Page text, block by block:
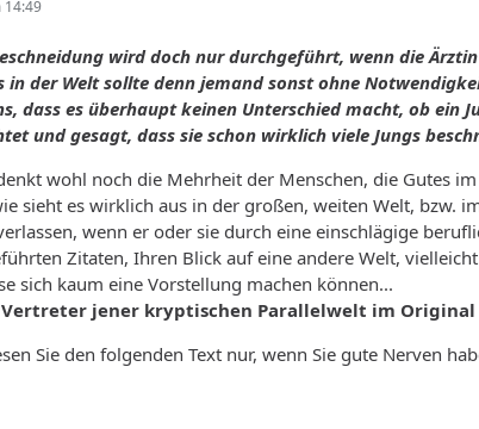
14:49
wird doch nur durchgeführt, wenn die
in der Welt sollte denn jemand sonst ohne
dass es überhaupt keinen Unterschied macht, ob ein
und gesagt, dass sie schon wirklich viele Jungs
wohl noch die Mehrheit der Menschen, die Gutes
sieht es wirklich aus in der großen, weiten Welt, bzw.
wenn er oder sie durch eine einschlägige
Zitaten, Ihren Blick auf eine andere Welt,
sich kaum eine Vorstellung machen können...
Vertreter jener kryptischen Parallelwelt im Original
Sie den folgenden Text nur, wenn Sie gute Nerven